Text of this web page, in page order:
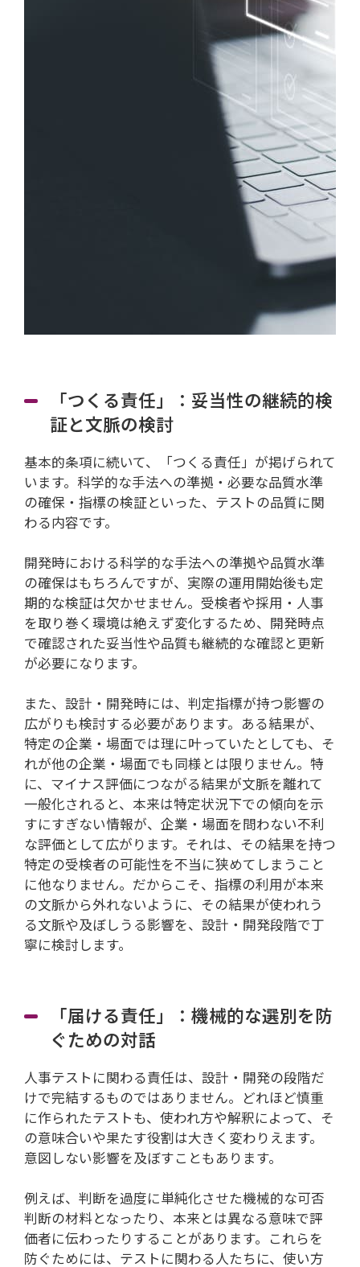
「つくる責任」：妥当性の継続的検
証と文脈の検討
基本的条項に続いて、「つくる責任」が掲げられて
います。科学的な手法への準拠・必要な品質水準
の確保・指標の検証といった、テストの品質に関
わる内容です。
開発時における科学的な手法への準拠や品質水準
の確保はもちろんですが、実際の運用開始後も定
期的な検証は欠かせません。受検者や採用・人事
を取り巻く環境は絶えず変化するため、開発時点
で確認された妥当性や品質も継続的な確認と更新
が必要になります。
また、設計・開発時には、判定指標が持つ影響の
広がりも検討する必要があります。ある結果が、
特定の企業・場面では理に叶っていたとしても、そ
れが他の企業・場面でも同様とは限りません。特
に、マイナス評価につながる結果が文脈を離れて
一般化されると、本来は特定状況下での傾向を示
すにすぎない情報が、企業・場面を問わない不利
な評価として広がります。それは、その結果を持つ
特定の受検者の可能性を不当に狭めてしまうこと
に他なりません。だからこそ、指標の利用が本来
の文脈から外れないように、その結果が使われう
る文脈や及ぼしうる影響を、設計・開発段階で丁
寧に検討します。
「届ける責任」：機械的な選別を防
ぐための対話
人事テストに関わる責任は、設計・開発の段階だ
けで完結するものではありません。どれほど慎重
に作られたテストも、使われ方や解釈によって、そ
の意味合いや果たす役割は大きく変わりえます。
意図しない影響を及ぼすこともあります。
例えば、判断を過度に単純化させた機械的な可否
判断の材料となったり、本来とは異なる意味で評
価者に伝わったりすることがあります。これらを
防ぐためには、テストに関わる人たちに、使い方